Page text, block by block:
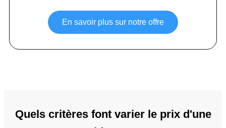
En savoir plus sur notre offre
Quels critères font varier le prix d'une